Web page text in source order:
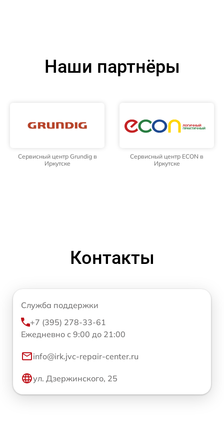
Наши партнёры
Сервисный центр Grundig в
Иркутске
Сервисный центр ECON в
Иркутске
Контакты
Служба поддержки
+7 (395) 278-33-61
Ежедневно с 9:00 до 21:00
info@irk.jvc-repair-center.ru
ул. Дзержинского, 25